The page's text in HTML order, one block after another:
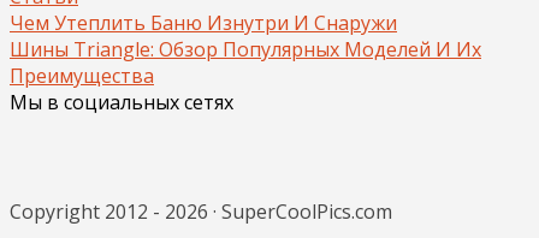
Чем Утеплить Баню Изнутри И Снаружи
Шины Triangle: Обзор Популярных Моделей И Их
Преимущества
Мы в социальных сетях
Copyright 2012 - 2026 · SuperCoolPics.com